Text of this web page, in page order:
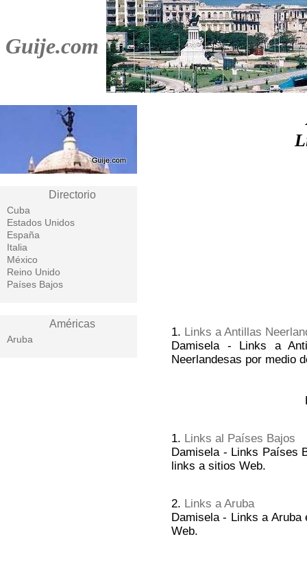
Guije.com
Directorio
Cuba
Estados Unidos
España
Italia
México
Reino Unido
Países Bajos
Américas
Aruba
1. Links a Antillas
Damisela - Links a
Neerlandesas por medio
1. Links al Países Bajos
Damisela - Links Países
links a sitios Web.
2. Links a Aruba
Damisela - Links a
Web.